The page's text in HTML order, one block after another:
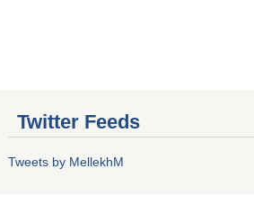
Twitter Feeds
Tweets by MellekhM